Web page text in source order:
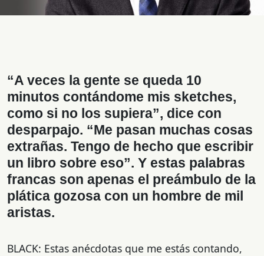
“A veces la gente se queda 10
minutos contándome mis sketches,
como si no los supiera”, dice con
desparpajo. “Me pasan muchas cosas
extrañas. Tengo de hecho que escribir
un libro sobre eso”. Y estas palabras
francas son apenas el preámbulo de la
plática gozosa con un hombre de mil
aristas.
BLACK: Estas anécdotas que me estás contando,